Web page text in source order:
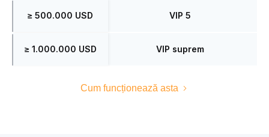
≥ 500.000 USD VIP 5
≥ 1.000.000 USD VIP suprem
Cum funcționează asta